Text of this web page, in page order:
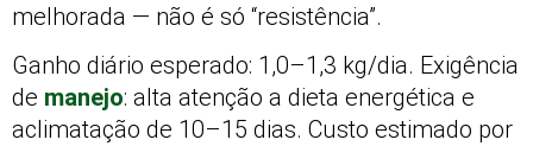
melhorada — não é só “resistência”.
Ganho diário esperado: 1,0–1,3 kg/dia. Exigência
de manejo: alta atenção a dieta energética e
aclimatação de 10–15 dias. Custo estimado por